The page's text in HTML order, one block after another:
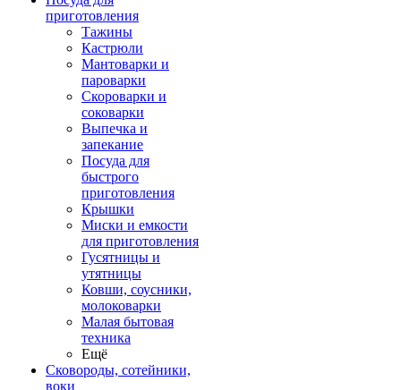
приготовления
Тажины
Кастрюли
Мантоварки и
пароварки
Скороварки и
соковарки
Выпечка и
запекание
Посуда для
быстрого
приготовления
Крышки
Миски и емкости
для приготовления
Гусятницы и
утятницы
Ковши, соусники,
молоковарки
Малая бытовая
техника
Ещё
Сковороды, сотейники,
воки